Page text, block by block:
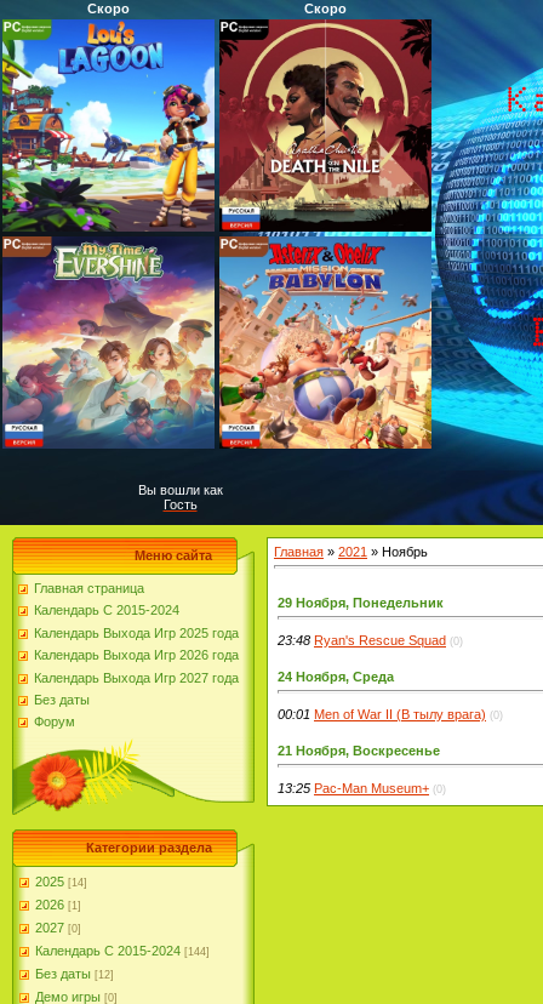
Скоро Скоро
Вы вошли как
Гость
Меню сайта
Главная страница
Календарь С 2015-2024
Календарь Выхода Игр 2025 года
Календарь Выхода Игр 2026 года
Календарь Выхода Игр 2027 года
Без даты
Форум
Категории раздела
2025 [14]
2026 [1]
2027 [0]
Календарь С 2015-2024 [144]
Без даты [12]
Демо игры [0]
Главная » 2021 » Ноябрь
29 Ноября, Понедельник
23:48 Ryan's Rescue Squad (0)
24 Ноября, Среда
00:01 Men of War II (В тылу врага) (0)
21 Ноября, Воскресенье
13:25 Pac-Man Museum+ (0)